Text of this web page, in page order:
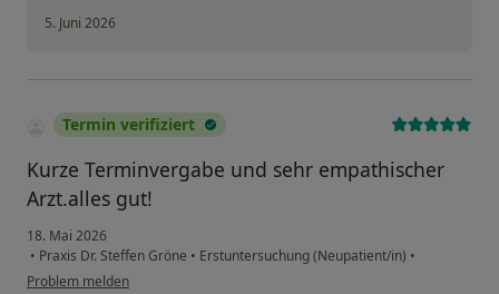
5. Juni 2026
Termin verifiziert
Kurze Terminvergabe und sehr empathischer
Arzt.alles gut!
18. Mai 2026
• Praxis Dr. Steffen Gröne • Erstuntersuchung (Neupatient/in) •
Problem melden